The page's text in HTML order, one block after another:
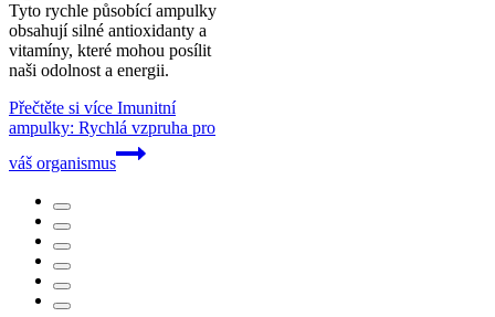
Tyto rychle působící ampulky
obsahují silné antioxidanty a
vitamíny, které mohou posílit
naši odolnost a energii.
Přečtěte si více Imunitní
ampulky: Rychlá vzpruha pro
váš organismus